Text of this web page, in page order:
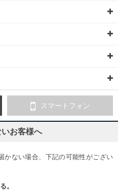
スマートフォン
お客様へ
かない場合、下記の可能性がござい
。